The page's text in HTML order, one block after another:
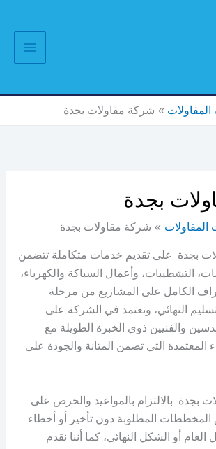
شركة مقاولات بجدة
بجدة
المقاولات شركة مقاولات بجدة
بجدة على تقديم خدمات متكاملة تتضمن
التشطيبات، وأعمال السباكة والكهرباء،
الكامل على المشاريع من مرحلة
النهائي، ونعتمد في الشركة على
والفنيين ذوي الخبرة الطويلة مع
المعتمدة التي تضمن المتانة والجودة على
بجدة بالالتزام بالمواعيد والحرص على
المخططات المطلوبة دون تأخير أو أخطاء
العام أو الشكل النهائي، كما أننا نقدم